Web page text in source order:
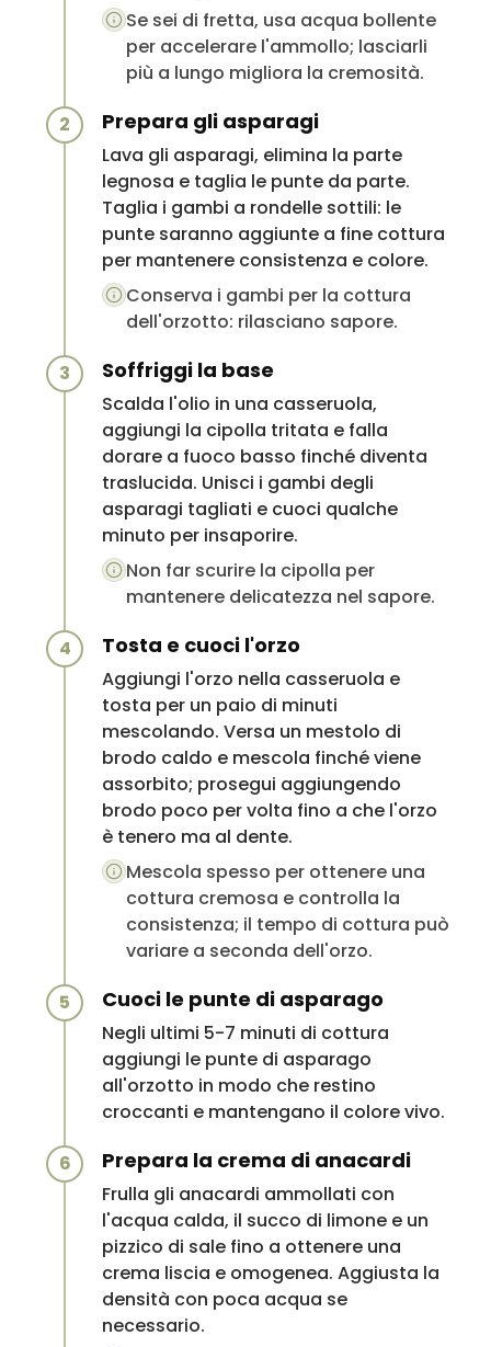
Se sei di fretta, usa acqua bollente
per accelerare l'ammollo; lasciarli
più a lungo migliora la cremosità.
2 Prepara gli asparagi
Lava gli asparagi, elimina la parte
legnosa e taglia le punte da parte.
Taglia i gambi a rondelle sottili: le
punte saranno aggiunte a fine cottura
per mantenere consistenza e colore.
Conserva i gambi per la cottura
dell'orzotto: rilasciano sapore.
3 Soffriggi la base
Scalda l'olio in una casseruola,
aggiungi la cipolla tritata e falla
dorare a fuoco basso finché diventa
traslucida. Unisci i gambi degli
asparagi tagliati e cuoci qualche
minuto per insaporire.
Non far scurire la cipolla per
mantenere delicatezza nel sapore.
4 Tosta e cuoci l'orzo
Aggiungi l'orzo nella casseruola e
tosta per un paio di minuti
mescolando. Versa un mestolo di
brodo caldo e mescola finché viene
assorbito; prosegui aggiungendo
brodo poco per volta fino a che l'orzo
è tenero ma al dente.
Mescola spesso per ottenere una
cottura cremosa e controlla la
consistenza; il tempo di cottura può
variare a seconda dell'orzo.
5 Cuoci le punte di asparago
Negli ultimi 5-7 minuti di cottura
aggiungi le punte di asparago
all'orzotto in modo che restino
croccanti e mantengano il colore vivo.
6 Prepara la crema di anacardi
Frulla gli anacardi ammollati con
l'acqua calda, il succo di limone e un
pizzico di sale fino a ottenere una
crema liscia e omogenea. Aggiusta la
densità con poca acqua se
necessario.